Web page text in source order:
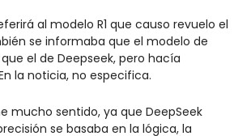
al modelo R1 que causo revuelo el
se informaba que el modelo de
el de Deepseek, pero hacía
la noticia, no especifica.
mucho sentido, ya que DeepSeek
se basaba en la lógica, la